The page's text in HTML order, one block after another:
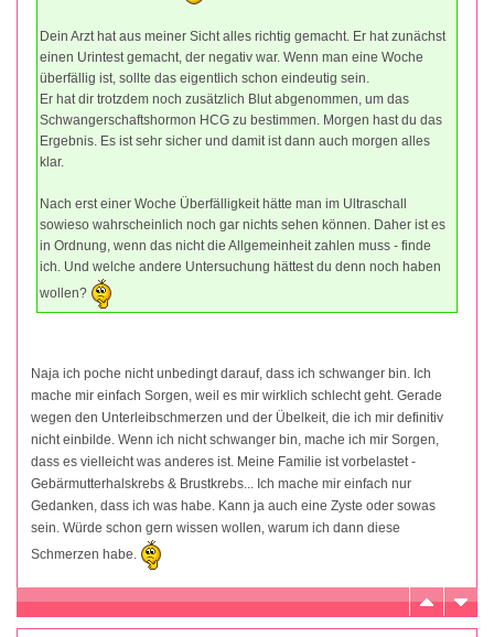
Dein Arzt hat aus meiner Sicht alles richtig gemacht. Er hat zunächst
einen Urintest gemacht, der negativ war. Wenn man eine Woche
überfällig ist, sollte das eigentlich schon eindeutig sein.
Er hat dir trotzdem noch zusätzlich Blut abgenommen, um das
Schwangerschaftshormon HCG zu bestimmen. Morgen hast du das
Ergebnis. Es ist sehr sicher und damit ist dann auch morgen alles
klar.
Nach erst einer Woche Überfälligkeit hätte man im Ultraschall
sowieso wahrscheinlich noch gar nichts sehen können. Daher ist es
in Ordnung, wenn das nicht die Allgemeinheit zahlen muss - finde
ich. Und welche andere Untersuchung hättest du denn noch haben
wollen?
Naja ich poche nicht unbedingt darauf, dass ich schwanger bin. Ich
mache mir einfach Sorgen, weil es mir wirklich schlecht geht. Gerade
wegen den Unterleibschmerzen und der Übelkeit, die ich mir definitiv
nicht einbilde. Wenn ich nicht schwanger bin, mache ich mir Sorgen,
dass es vielleicht was anderes ist. Meine Familie ist vorbelastet -
Gebärmutterhalskrebs & Brustkrebs... Ich mache mir einfach nur
Gedanken, dass ich was habe. Kann ja auch eine Zyste oder sowas
sein. Würde schon gern wissen wollen, warum ich dann diese
Schmerzen habe.